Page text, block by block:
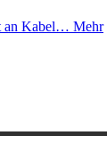
an Kabel… Mehr